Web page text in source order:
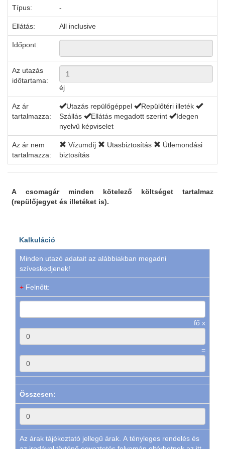
Típus: -
Ellátás: All inclusive
Időpont:
Az utazás
időtartama:
éj
Az ár
tartalmazza:
Utazás repülőgéppel
Repülőtéri illeték
Szállás
Ellátás megadott szerint
Idegen
nyelvű képviselet
Az ár nem
tartalmazza:
Vízumdíj Utasbiztosítás
Útlemondási
biztosítás
A csomagár minden kötelező költséget tartalmaz
(repülőjegyet és illetéket is).
Kalkuláció
Minden utazó adatait az alábbiakban megadni
szíveskedjenek!
+ Felnőtt:
fő x
=
Összesen:
Az árak tájékoztató jellegű árak. A tényleges rendelés és